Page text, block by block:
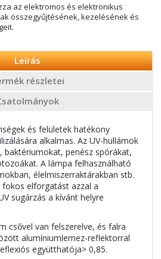
az elektromos és elektronikus
összegyűjtésének, kezelésének és
Leírás
részletei
és felületek hatékony
alkalmas. Az UV-hullámok
baktériumokat, penész spórákat,
A lámpa felhasználható
élelmiszerraktárakban stb.
fokos elforgatást azzal a
sugárzás a kívánt helyre
csővel van felszerelve, és falra
alumíniumlemez-reflektorral
együtthatója> 0,85.